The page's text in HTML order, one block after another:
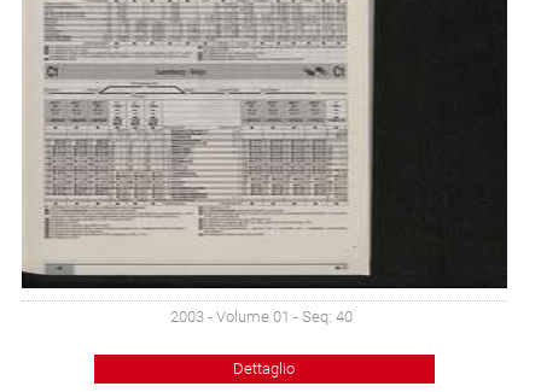
2003 - Volume 01 - Seq: 40
Dettaglio